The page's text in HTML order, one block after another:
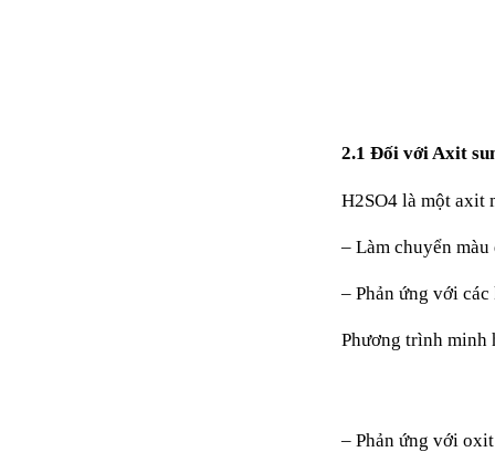
2.1 Đối với Axit
H2SO4 là một axit
– Làm chuyển
– Phản ứng với
Phương trình minh
– Phản ứng với